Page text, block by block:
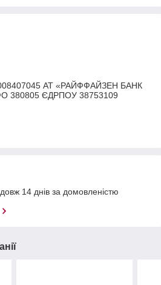
АТ «РАЙФФАЙЗЕН БАНК
380805 ЄДРПОУ 38753109
14 днів за домовленістю